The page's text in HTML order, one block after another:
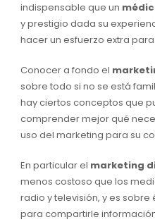
indispensable que un
y prestigio dada su
hacer un esfuerzo extra
Conocer a fondo el
sobre todo si no se está
hay ciertos conceptos que
comprender mejor qué
uso del marketing para su
En particular el marketing
menos costoso que los
radio y televisión, y es
para compartirle